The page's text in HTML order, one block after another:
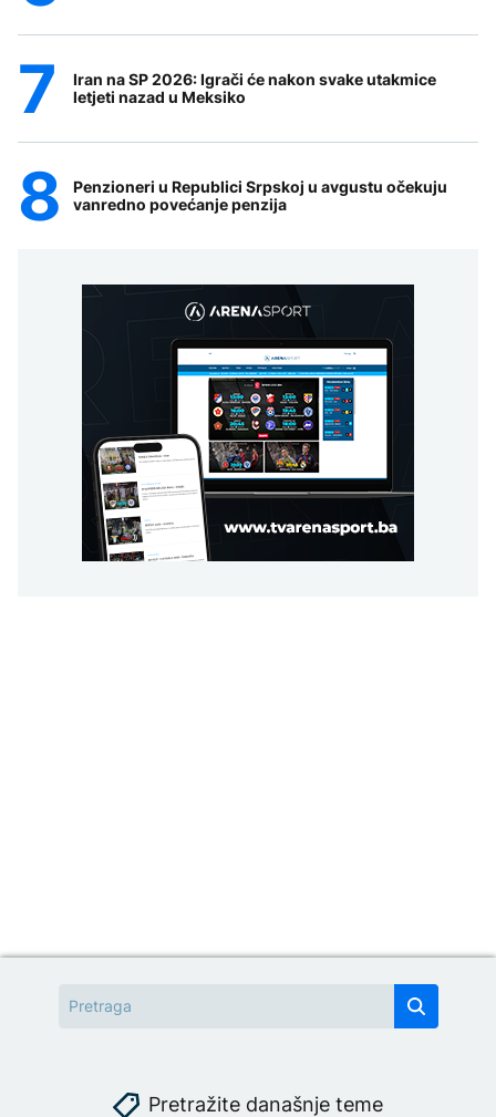
Iran na SP 2026: Igrači će nakon svake utakmice
letjeti nazad u Meksiko
Penzioneri u Republici Srpskoj u avgustu očekuju
vanredno povećanje penzija
Pretražite današnje teme